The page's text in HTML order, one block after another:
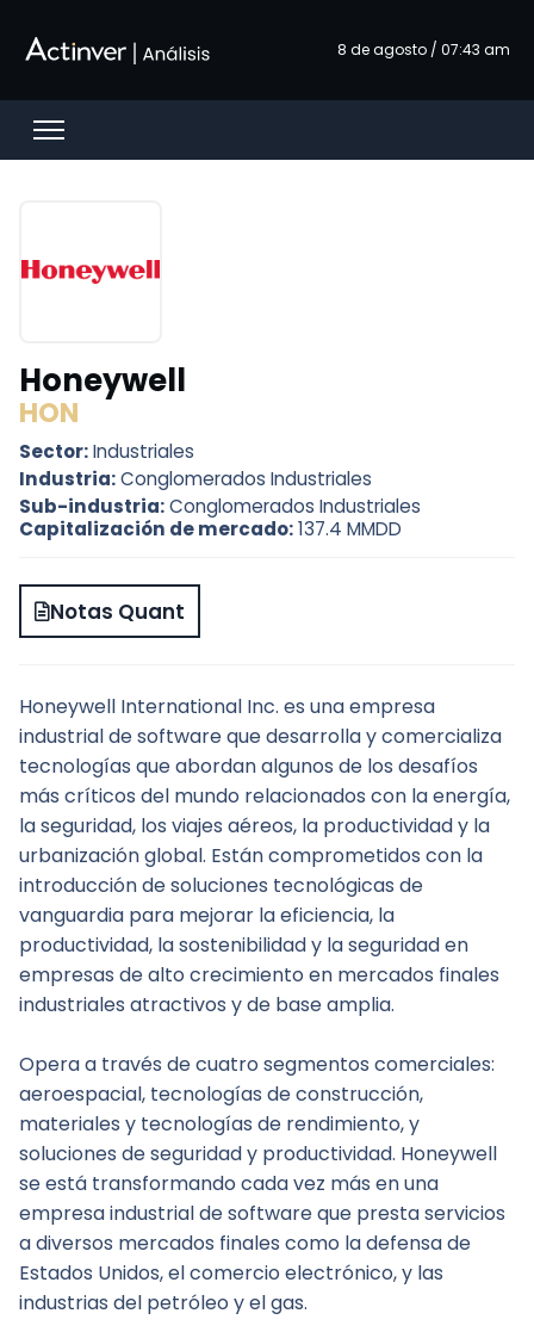
8 de agosto / 07:43 am
Open menu
Honeywell
HON
Sector:Industriales
Industria:Conglomerados Industriales
Sub-industria:Conglomerados Industriales
Capitalización de mercado:137.4 MMDD
Notas Quant
Honeywell International Inc. es una empresa
industrial de software que desarrolla y comercializa
tecnologías que abordan algunos de los desafíos
más críticos del mundo relacionados con la energía,
la seguridad, los viajes aéreos, la productividad y la
urbanización global. Están comprometidos con la
introducción de soluciones tecnológicas de
vanguardia para mejorar la eficiencia, la
productividad, la sostenibilidad y la seguridad en
empresas de alto crecimiento en mercados finales
industriales atractivos y de base amplia.
Opera a través de cuatro segmentos comerciales:
aeroespacial, tecnologías de construcción,
materiales y tecnologías de rendimiento, y
soluciones de seguridad y productividad. Honeywell
se está transformando cada vez más en una
empresa industrial de software que presta servicios
a diversos mercados finales como la defensa de
Estados Unidos, el comercio electrónico, y las
industrias del petróleo y el gas.